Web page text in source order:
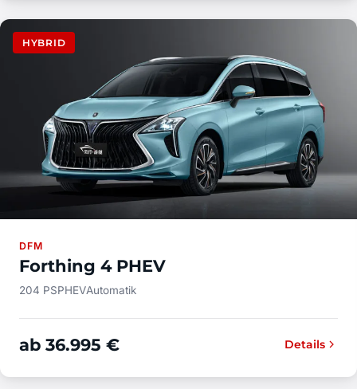
HYBRID
DFM
Forthing 4 PHEV
204 PSPHEVAutomatik
ab 36.995 € Details